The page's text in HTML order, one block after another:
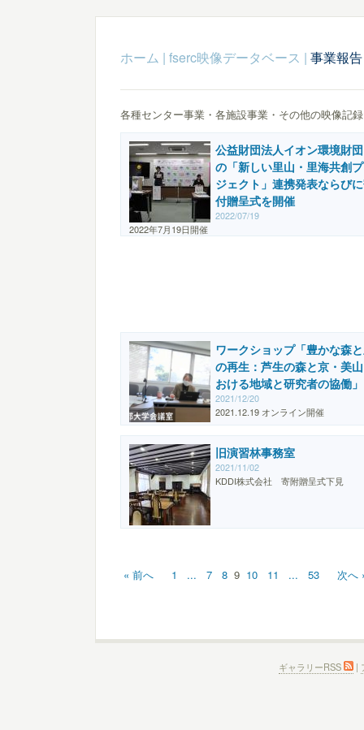
ホーム | fserc映像データベース | 事業報
各種センター事業・各施設事業・その他の映像記録
公益財団法人イオン環境財
の「新しい里山・里海共創
ジェクト」連携発表ならび
付贈呈式を開催
2022/07/19
2022年7月19日開催
ワークショップ「豊かな森
の再生：芦生の森と京・美
おける地域と研究者の協働」
2021/12/20
2021.12.19 オンライン開催
旧演習林事務室
2021/11/02
KDDI株式会社 寄附贈呈式下見
« 前へ 1 ... 7 8 9 10 11 ... 53 次へ
ギャラリーRSS |